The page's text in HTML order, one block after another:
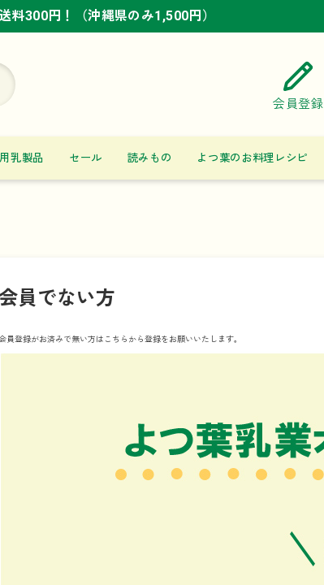
料300円！（沖縄県のみ1,500円）
料300円！（沖縄県のみ1,500円）
料300円！（沖縄県のみ1,500円）
会員登録
乳製品 セール 読みもの よつ葉のお料理レシピ
員でない方
員登録がお済みで無い方はこちらから登録をお願いいたします。